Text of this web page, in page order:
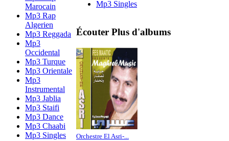
Marocain
Mp3 Rap
Algerien
Mp3 Reggada
Mp3
Occidental
Mp3 Turque
Mp3 Orientale
Mp3
Instrumental
Mp3 Jablia
Mp3 Staifi
Mp3 Dance
Mp3 Chaabi
Mp3 Singles
Mp3 Singles
Écouter Plus d'albums
Orchestre El Asri-...